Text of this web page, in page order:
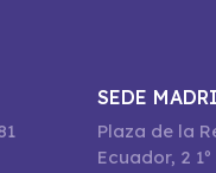
SEDE
Plaza de la
Ecuador, 2 1º